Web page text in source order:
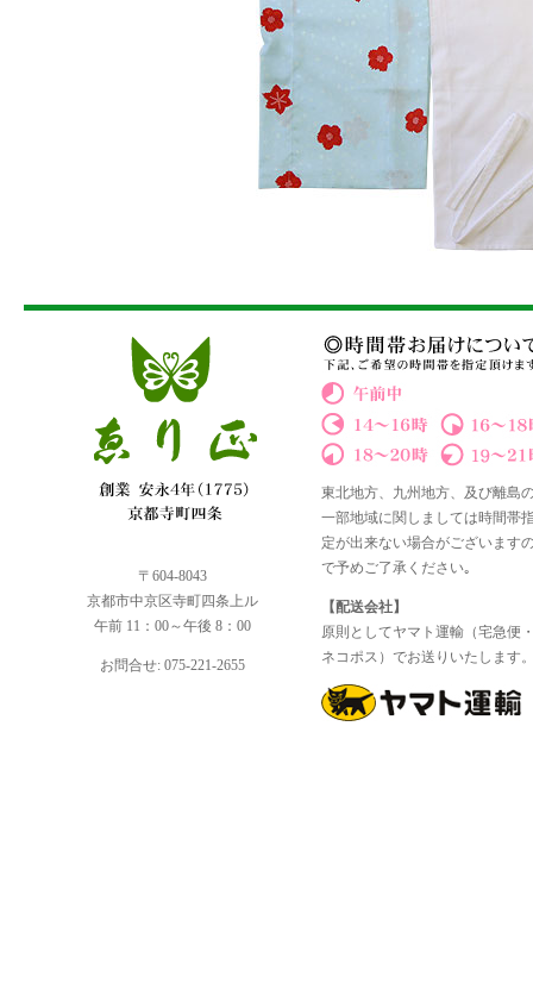
〒604-8043
京都市中京区寺町四条上ル
午前 11：00～午後 8：00
お問合せ: 075-221-2655
東北地方、九州地方、及び離島
一部地域に関しましては時間帯
定が出来ない場合がございます
で予めご了承ください｡
【配送会社】
原則としてヤマト運輸（宅急便
ネコポス）でお送りいたします